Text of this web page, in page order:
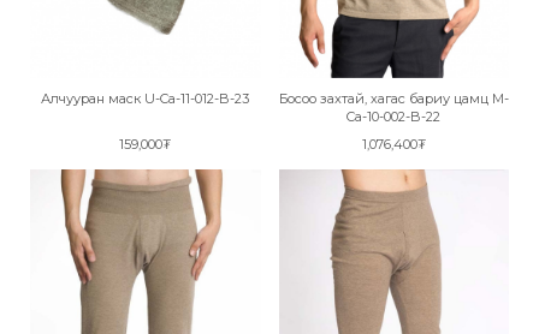
Алчууран маск U-Ca-11-012-B-23
159,000₮
Босоо захтай, хагас бариу цамц M-
Ca-10-002-B-22
1,076,400₮